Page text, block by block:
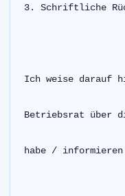
3. Schriftliche
Ich weise darauf
Betriebsrat über
habe / informieren